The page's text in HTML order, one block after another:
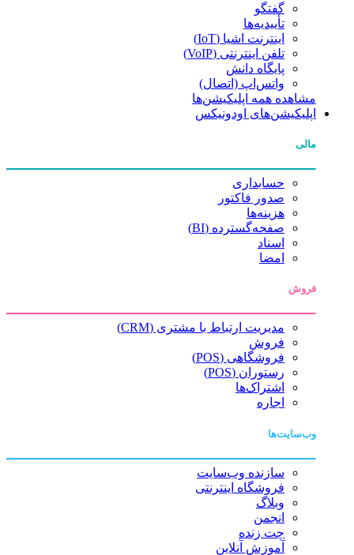
گفتگو
تأییدیه‌ها
اینترنت اشیا (IoT)
تلفن اینترنتی (VoIP)
پایگاه دانش
واتس‌اپ (اتصال)
مشاهده همه اپلیکیشن‌ها
اپلیکیشن‌های اودونیکس
مالی
حسابداری
صدور فاکتور
هزینه‌ها
صفحه‌گسترده (BI)
اسناد
امضا
فروش
مدیریت ارتباط با مشتری (CRM)
فروش
فروشگاهی (POS)
رستوران (POS)
اشتراک‌ها
اجاره
وب‌سایت‌ها
سازنده وب‌سایت
فروشگاه اینترنتی
وبلاگ
انجمن
چت زنده
آموزش آنلاین